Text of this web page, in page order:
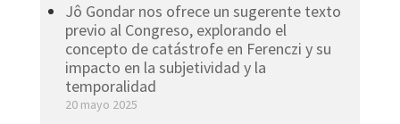
Jô Gondar nos ofrece un sugerente texto
previo al Congreso, explorando el
concepto de catástrofe en Ferenczi y su
impacto en la subjetividad y la
temporalidad
20 mayo 2025